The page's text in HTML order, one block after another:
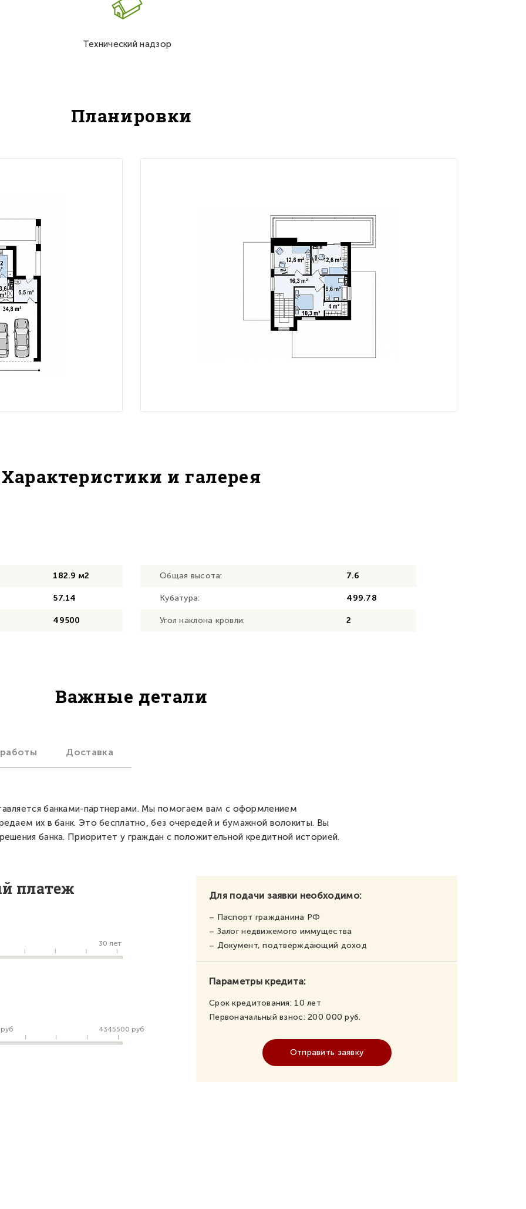
Технический надзор
Планировки
Характеристики и галерея
182.9 м2
57.14
49500
Общая высота: 7.6
Кубатура: 499.78
Угол наклона кровли: 2
Важные детали
Доставка
банками-партнерами. Мы помогаем вам с оформлением
их в банк. Это бесплатно, без очередей и бумажной волокиты. Вы
банка. Приоритет у граждан с положительной кредитной историей.
платеж
30 лет
4345500 руб
Для подачи заявки необходимо:
– Паспорт гражданина РФ
– Залог недвижемого иммущества
– Документ, подтверждающий доход
Параметры кредита:
Срок кредитования: 10 лет
Первоначальный взнос: 200 000 руб.
Отправить заявку